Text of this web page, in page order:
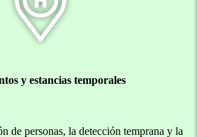
y estancias temporales
de personas, la detección temprana y la